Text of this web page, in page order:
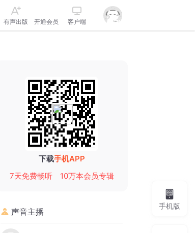
有声出版 开通会员 客户端
下载手机APP
7天免费畅听
10万本会员专辑
声音主播
手机版